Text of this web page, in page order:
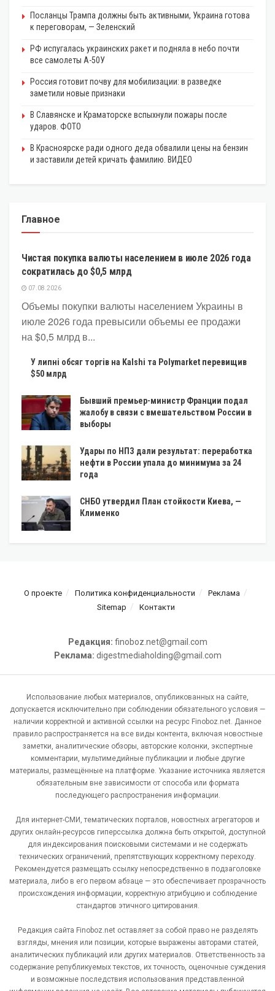
Посланцы Трампа должны быть активными, Украина готова
к переговорам, — Зеленский
РФ испугалась украинских ракет и подняла в небо почти
все самолеты А-50У
Россия готовит почву для мобилизации: в разведке
заметили новые признаки
В Славянске и Краматорске вспыхнули пожары после
ударов. ФОТО
В Красноярске ради одного деда обвалили цены на бензин
и заставили детей кричать фамилию. ВИДЕО
Главное
ЭКОНОМИКА
Чистая покупка валюты населением в июле 2026 года
сократилась до $0,5 млрд
07.08.2026
Объемы покупки валюты населением Украины в
июле 2026 года превысили объемы ее продажи
на $0,5 млрд в...
У липні обсяг торгів на Kalshi та Polymarket перевищив
$50 млрд
Бывший премьер-министр Франции подал
жалобу в связи с вмешательством России в
выборы
Удары по НПЗ дали результат: переработка
нефти в России упала до минимума за 24
года
СНБО утвердил План стойкости Киева, —
Клименко
О проекте Политика конфиденциальности
Реклама
Sitemap
Контакти
Редакция: finoboz.net@gmail.com
Реклама: digestmediaholding@gmail.com
Использование любых материалов, опубликованных на сайте,
допускается исключительно при соблюдении обязательного условия —
наличии корректной и активной ссылки на ресурс Finoboz.net. Данное
правило распространяется на все виды контента, включая новостные
заметки, аналитические обзоры, авторские колонки, экспертные
комментарии, мультимедийные публикации и любые другие
материалы, размещённые на платформе. Указание источника является
обязательным вне зависимости от способа или формата
последующего распространения информации.
Для интернет-СМИ, тематических порталов, новостных агрегаторов и
других онлайн-ресурсов гиперссылка должна быть открытой, доступной
для индексирования поисковыми системами и не содержать
технических ограничений, препятствующих корректному переходу.
Рекомендуется размещать ссылку непосредственно в подзаголовке
материала, либо в его первом абзаце — это обеспечивает прозрачность
происхождения информации, корректную атрибуцию и соблюдение
стандартов этичного цитирования.
Редакция сайта Finoboz.net оставляет за собой право не разделять
взгляды, мнения или позиции, которые выражены авторами статей,
аналитических публикаций или других материалов. Ответственность за
содержание републикуемых текстов, их точность, оценочные суждения
и возможные последствия использования представленной